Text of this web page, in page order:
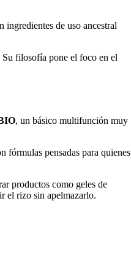
de uso ancestral
filosofía pone el foco en el
, un básico multifunción muy
fórmulas pensadas para quienes
productos como geles de
el rizo sin apelmazarlo.